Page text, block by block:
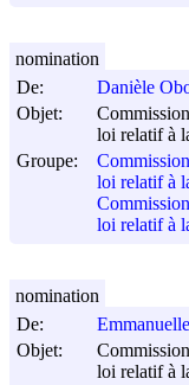
De:
Danièle
Objet:
loi relatif à
Groupe:
loi relatif à
loi relatif à
nomination
De:
Objet:
loi relatif à
nomination